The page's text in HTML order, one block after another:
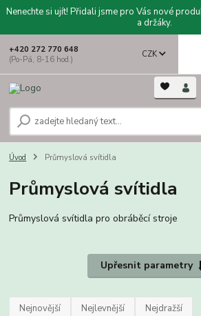
Nenechte si ujít! Přidali jsme pro Vás nové
a držáky.
CZK
+420 272 770 648
(Po-Pá, 8-16 hod.)
Úvod Průmyslová svítidla
Průmyslová svítidla
Průmyslová svítidla pro obráběcí stroje
Upřesnit parametry
Nejnovější Nejlevnější Nejdražší